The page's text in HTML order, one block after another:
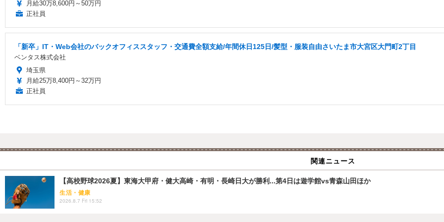
月給30万8,600円～50万円
正社員
「新卒」IT・Web会社のバックオフィススタッフ・交通費全額支給/年間休日125日/髪型・服装自由さいたま市大宮区大門町2丁目
ベンタス株式会社
埼玉県
月給25万8,400円～32万円
正社員
関連ニュース
【高校野球2026夏】東海大甲府・健大高崎・有明・長崎日大が勝利...第4日は遊学館vs青森山田ほか
生活・健康
2026.8.7 Fri 15:52